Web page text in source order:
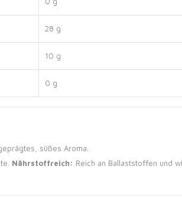
28 g
10 g
0 g
süßes Aroma.
Nährstoffreich: Reich an Ballaststoffen und